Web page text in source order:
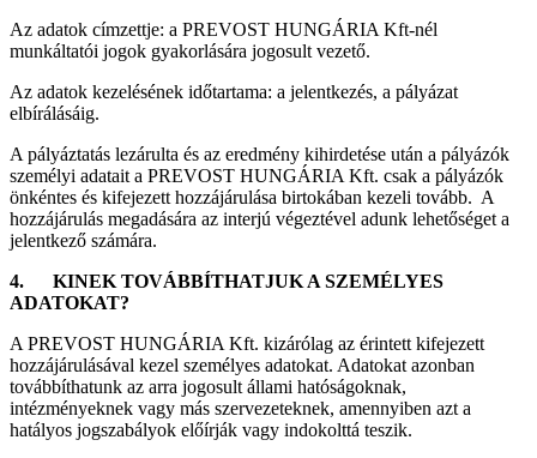
Az adatok címzettje: a PREVOST HUNGÁRIA Kft-nél
munkáltatói jogok gyakorlására jogosult vezető.
Az adatok kezelésének időtartama: a jelentkezés, a pályázat
elbírálásáig.
A pályáztatás lezárulta és az eredmény kihirdetése után a pályázók
személyi adatait a PREVOST HUNGÁRIA Kft. csak a pályázók
önkéntes és kifejezett hozzájárulása birtokában kezeli tovább. A
hozzájárulás megadására az interjú végeztével adunk lehetőséget a
jelentkező számára.
4. KINEK TOVÁBBÍTHATJUK A SZEMÉLYES
ADATOKAT?
A PREVOST HUNGÁRIA Kft. kizárólag az érintett kifejezett
hozzájárulásával kezel személyes adatokat. Adatokat azonban
továbbíthatunk az arra jogosult állami hatóságoknak,
intézményeknek vagy más szervezeteknek, amennyiben azt a
hatályos jogszabályok előírják vagy indokolttá teszik.